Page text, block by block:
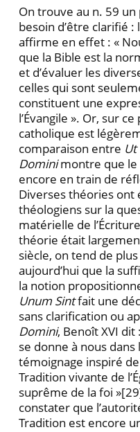
On trouve au n. 59
besoin d’être clarifié
af­firme en effet : «
que la Bible est la
et d’évaluer les
celles qui sont
constituent une
l’Évangile ». Or, sur
catholique est
comparaison entre
Dominimontre que le
encore en train de
Diverses théories ont
théologiens sur la
matérielle de l’Écriture
théorie était
siècle, on tend de
aujourd’hui que la
la notion
Unum Sintfait une
sans clarification ou
Domini, Benoît XVI dit
se donne à nous dans
témoi­gnage inspiré
Tradition vi­vante de
suprême de la foi »
constater que
Tradition est encore